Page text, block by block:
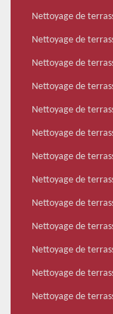
Nettoyage de
Nettoyage de
Nettoyage de
Nettoyage de
Nettoyage de
Nettoyage de
Nettoyage de
Nettoyage de
Nettoyage de
Nettoyage de
Nettoyage de
Nettoyage de
Nettoyage de